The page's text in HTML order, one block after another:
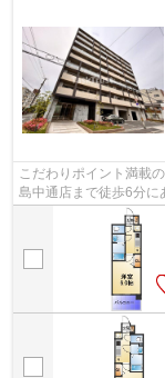
こだわりポイント満載
島中通店まで徒歩6分に
レベータ・敷地内ごみ